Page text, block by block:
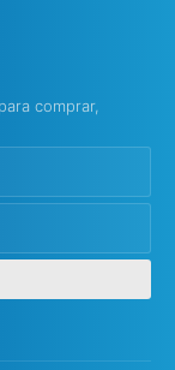
comprar,